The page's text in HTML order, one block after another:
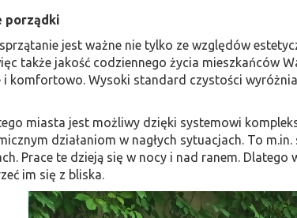
porządki
jest ważne nie tylko ze względów
także jakość codziennego życia mieszkańców
i komfortowo. Wysoki standard czystości
miasta jest możliwy dzięki systemowi
działaniom w nagłych sytuacjach. To
Prace te dzieją się w nocy i nad ranem.
im się z bliska.